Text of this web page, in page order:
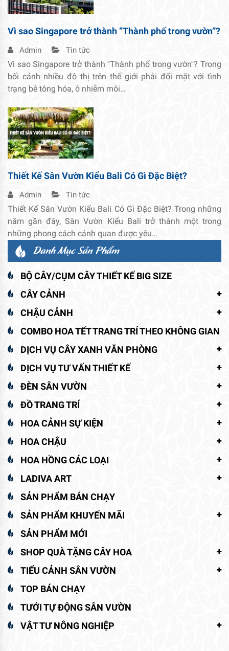
Vì sao Singapore trở thành ”Thành phố trong vườn”?
Admin Tin tức
Vì sao Singapore trở thành ''Thành phố trong vườn''? Trong
bối cảnh nhiều đô thị trên thế giới phải đối mặt với tình
trạng bê tông hóa, ô nhiễm môi…
Thiết Kế Sân Vườn Kiểu Bali Có Gì Đặc Biệt?
Admin Tin tức
Thiết Kế Sân Vườn Kiểu Bali Có Gì Đặc Biệt? Trong những
năm gần đây, Sân Vườn Kiểu Bali trở thành một trong
những phong cách cảnh quan được yêu…
Danh Mục Sản Phẩm
BỘ CÂY/CỤM CÂY THIẾT KẾ BIG SIZE
CÂY CẢNH
CHẬU CẢNH
COMBO HOA TẾT TRANG TRÍ THEO KHÔNG GIAN
DỊCH VỤ CÂY XANH VĂN PHÒNG
DỊCH VỤ TƯ VẤN THIẾT KẾ
ĐÈN SÂN VƯỜN
ĐỒ TRANG TRÍ
HOA CẢNH SỰ KIỆN
HOA CHẬU
HOA HỒNG CÁC LOẠI
LADIVA ART
SẢN PHẨM BÁN CHẠY
SẢN PHẨM KHUYẾN MÃI
SẢN PHẨM MỚI
SHOP QUÀ TẶNG CÂY HOA
TIỂU CẢNH SÂN VƯỜN
TOP BÁN CHẠY
TƯỚI TỰ ĐỘNG SÂN VƯỜN
VẬT TƯ NÔNG NGHIỆP